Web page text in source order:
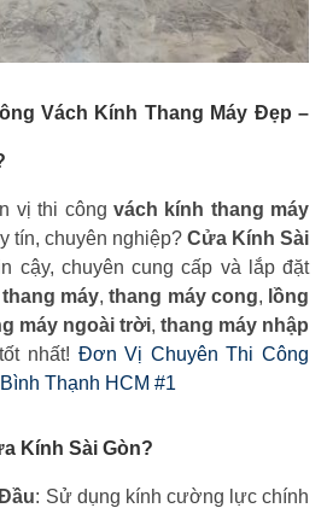
Vách Kính Thang Máy Đẹp –
vị thi công vách kính thang máy
tín, chuyên nghiệp? Cửa Kính Sài
cậy, chuyên cung cấp và lắp đặt
máy,thang máy cong, lồng
máy ngoài trời, thang máy nhập
nhất! Đơn Vị Chuyên Thi Công
Thạnh HCM #1
Kính Sài Gòn?
: Sử dụng kính cường lực chính